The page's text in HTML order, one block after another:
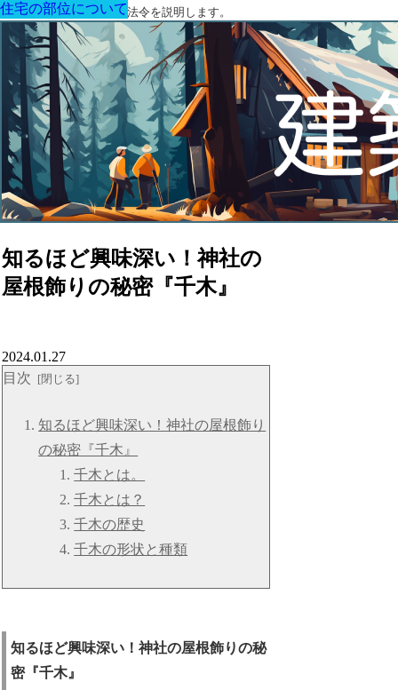
建築に関する用語と関連法令を説明します。
知るほど興味深い！神社の
屋根飾りの秘密『千木』
住宅の部位について
2024.01.27
目次
知るほど興味深い！神社の屋根飾り
の秘密『千木』
千木とは。
千木とは？
千木の歴史
千木の形状と種類
知るほど興味深い！神社の屋根飾りの秘
密『千木』
住宅の部位について
住宅の部位について
住宅の部位について
住宅の部位について
住宅の部位について
住宅の部位について